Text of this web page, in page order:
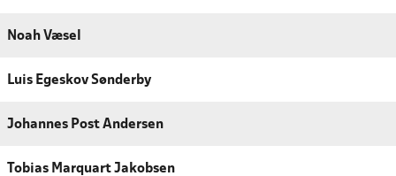
Noah Væsel
Luis Egeskov Sønderby
Johannes Post Andersen
Tobias Marquart Jakobsen